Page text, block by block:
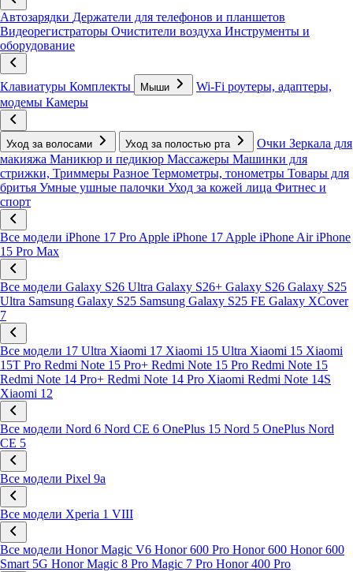
Автозарядки Держатели для телефонов и планшетов
Видеорегистраторы Очистители воздуха Инструменты и
оборудование
Клавиатуры Комплекты Мыши
Wi-Fi роутеры, адаптеры,
модемы Камеры
Уход за волосами Уход за полостью рта Очки Зеркала для
макияжа Маникюр и педикюр Массажеры Машинки для
стрижки, Триммеры Разное Термометры, тонометры Товары для
бритья Умные ушные палочки Уход за кожей лица Фитнес и
спорт
Все модели iPhone 17 ProApple iPhone 17Apple iPhone Air iPhone
15 Pro Max
Все модели Galaxy S26 Ultra Galaxy S26+ Galaxy S26 Galaxy S25
Ultra Samsung Galaxy S25 Samsung Galaxy S25 FE Galaxy XCover
7
Все модели 17 Ultra Xiaomi 17 Xiaomi 15 Ultra Xiaomi 15 Xiaomi
15T Pro Redmi Note 15 Pro+ Redmi Note 15 Pro Redmi Note 15
Redmi Note 14 Pro+ Redmi Note 14 Pro Xiaomi Redmi Note 14S
Xiaomi 12
Все модели Nord 6 Nord CE 6 OnePlus 15 Nord 5 OnePlus Nord
CE 5
Все модели Pixel 9a
Все модели Xperia 1 VIII
Все модели Honor Magic V6 Honor 600 Pro Honor 600 Honor 600
Smart 5G Honor Magic 8 Pro Magic 7 Pro Honor 400 Pro